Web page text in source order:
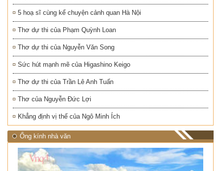
5 hoạ sĩ cùng kể chuyện cảnh quan Hà Nội
Thơ dự thi của Phạm Quỳnh Loan
Thơ dự thi của Nguyễn Văn Song
Sức hút mạnh mẽ của Higashino Keigo
Thơ dự thi của Trần Lê Anh Tuấn
Thơ của Nguyễn Đức Lợi
Khẳng định vị thế của Ngô Minh Ích
Ống kính nhà văn